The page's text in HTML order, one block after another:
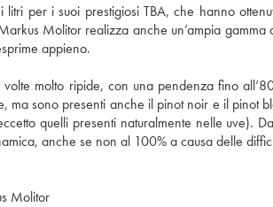
per i suoi prestigiosi TBA, che hanno
Molitor realizza anche un’ampia gamma
appieno.
molto ripide, con una pendenza fino
ma sono presenti anche il pinot noir e il pinot
quelli presenti naturalmente nelle uve).
anche se non al 100% a causa delle
Molitor